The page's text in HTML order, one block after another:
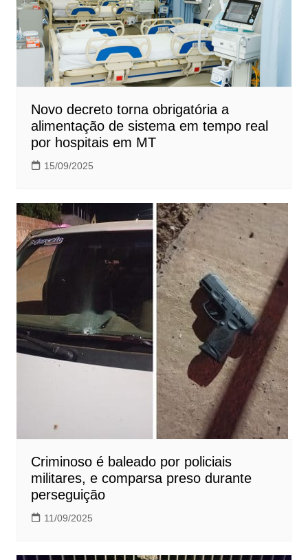
Novo decreto torna obrigatória a
alimentação de sistema em tempo real
por hospitais em MT
15/09/2025
Criminoso é baleado por policiais
militares, e comparsa preso durante
perseguição
11/09/2025